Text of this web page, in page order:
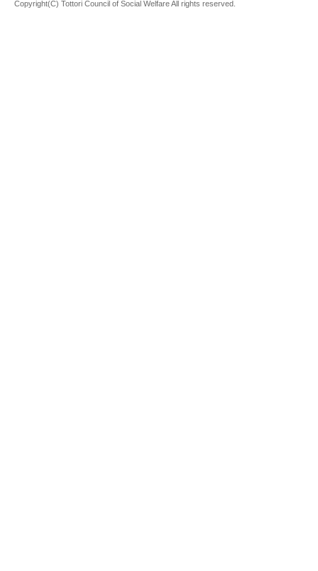
Copyright(C) Tottori Council of Social Welfare All rights reserved.